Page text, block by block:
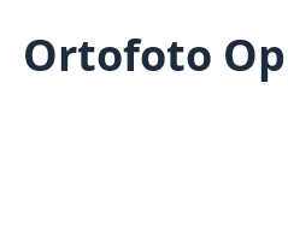
Ortofoto